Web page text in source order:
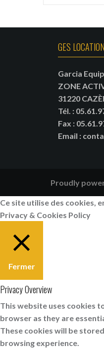
GES LOCATION
Garcia
ZONE
31220
Tél. :
Fax :
Email :
Proudly
Ce site utilise des cookies,
Privacy & Cookies Policy
Fermer
Privacy Overview
This website uses cookies
browser as they are
These cookies will be
browsing experience.